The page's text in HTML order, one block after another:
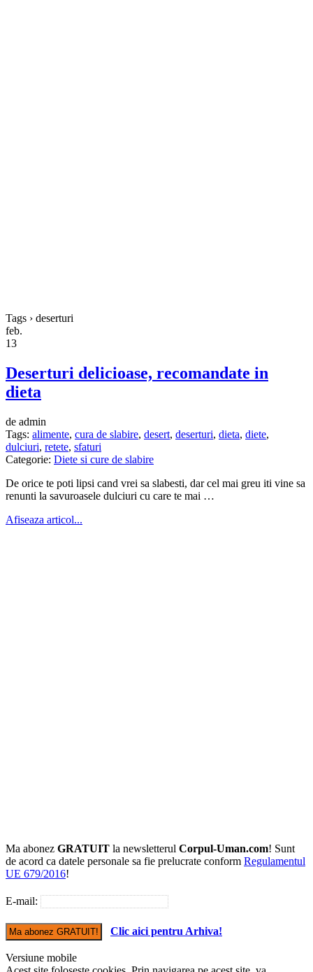
Tags › deserturi
feb.
13
Deserturi delicioase, recomandate in
dieta
de admin
Tags: alimente, cura de slabire, desert, deserturi, dieta, diete,
dulciuri, retete, sfaturi
Categorie: Diete si cure de slabire
De orice te poti lipsi cand vrei sa slabesti, dar cel mai greu iti vine sa
renunti la savuroasele dulciuri cu care te mai …
Afiseaza articol...
Ma abonez GRATUIT la newsletterul Corpul-Uman.com! Sunt
de acord ca datele personale sa fie prelucrate conform Regulamentul
UE 679/2016!
E-mail:
Clic aici pentru Arhiva!
Versiune mobile